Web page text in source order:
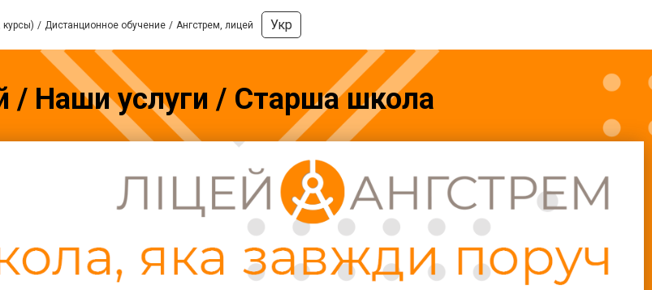
Дистанционное обучение Ангстрем, лицей Укр
/ Наши услуги / Старша школа